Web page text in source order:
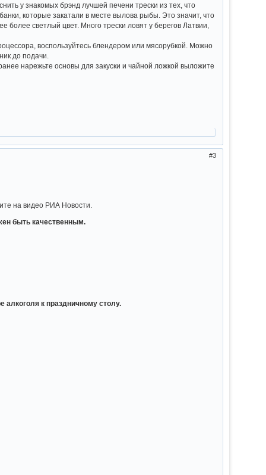
у знакомых брэнд лучшей печени трески из тех, что
которые закатали в месте вылова рыбы. Это значит, что
светлый цвет. Много трески ловят у берегов Латвии,
воспользуйтесь блендером или мясорубкой. Можно
до подачи.
нарежьте основы для закуски и чайной ложкой выложите
3
на видео РИА Новости.
быть качественным.
алкоголя к праздничному столу.